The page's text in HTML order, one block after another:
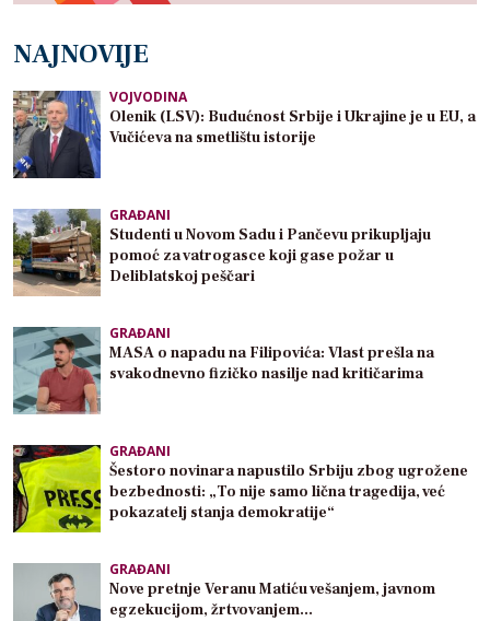
NAJNOVIJE
VOJVODINA
Olenik (LSV): Budućnost Srbije i Ukrajine je u EU, a
Vučićeva na smetlištu istorije
GRAĐANI
Studenti u Novom Sadu i Pančevu prikupljaju
pomoć za vatrogasce koji gase požar u
Deliblatskoj peščari
GRAĐANI
MASA o napadu na Filipovića: Vlast prešla na
svakodnevno fizičko nasilje nad kritičarima
GRAĐANI
Šestoro novinara napustilo Srbiju zbog ugrožene
bezbednosti: „To nije samo lična tragedija, već
pokazatelj stanja demokratije“
GRAĐANI
Nove pretnje Veranu Matiću vešanjem, javnom
egzekucijom, žrtvovanjem…